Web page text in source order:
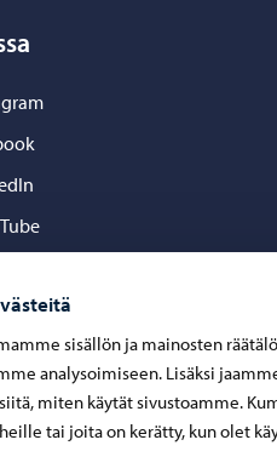
sisällön ja mainosten
analysoimiseen. Lisäksi
miten käytät sivustoamme.
tai joita on kerätty, kun olet